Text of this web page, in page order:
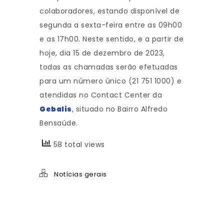
colaboradores, estando disponível de
segunda a sexta-feira entre as 09h00
e as 17h00. Neste sentido, e a partir de
hoje, dia 15 de dezembro de 2023,
todas as chamadas serão efetuadas
para um número único (21 751 1000) e
atendidas no Contact Center da
Gebalis, situado no Bairro Alfredo
Bensaúde.
58 total views
Notícias gerais